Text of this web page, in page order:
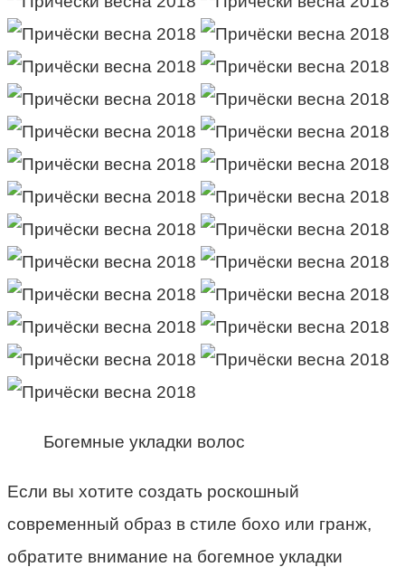
Богемные укладки волос
Если вы хотите создать роскошный
современный образ в стиле бохо или гранж,
обратите внимание на богемное укладки